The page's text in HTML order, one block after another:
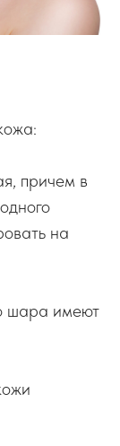
причем в
на
шара имеют